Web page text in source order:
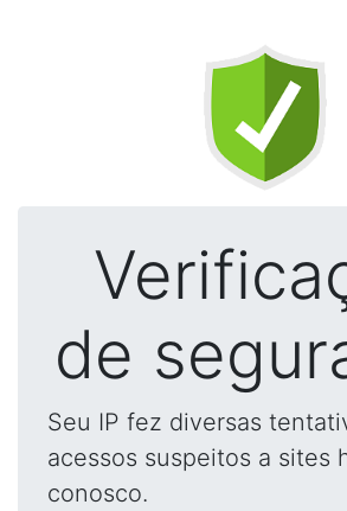
de
Seu IP fez diversas
acessos suspeitos a sites
conosco.